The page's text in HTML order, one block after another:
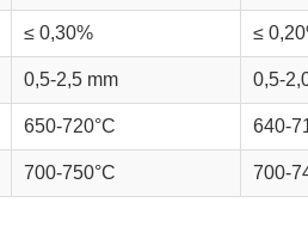
≤ 0,30% ≤
0,5-2,5 mm 0,5-
650-720°C 640-
700-750°C 700-